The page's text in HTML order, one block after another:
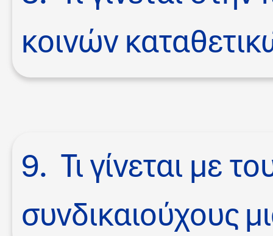
κοινών
9. Τι γίνεται με
συνδικαιούχους